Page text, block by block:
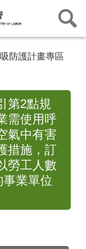
防護計畫專區
第2點規
需使用呼
氣中有害
措施，訂
勞工人數
業單位